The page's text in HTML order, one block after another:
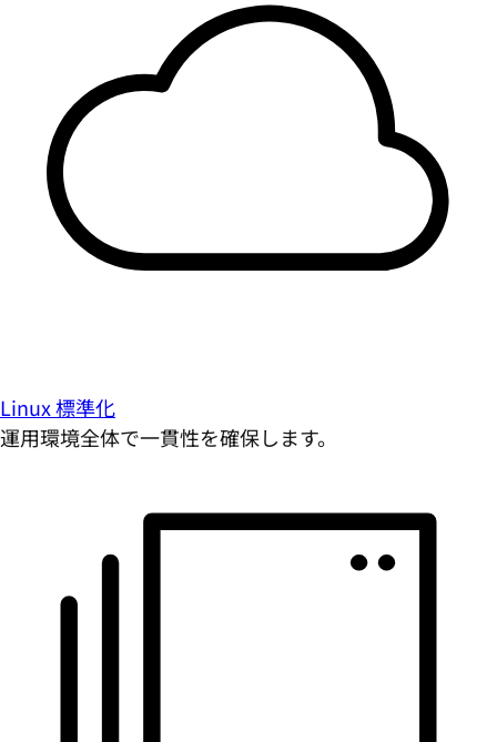
Linux 標準化
運用環境全体で一貫性を確保します。